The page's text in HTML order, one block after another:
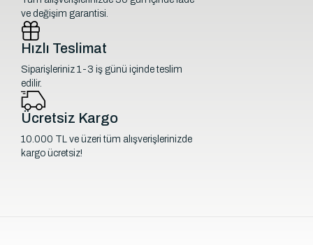
ve değişim garantisi.
Hızlı Teslimat
Siparişleriniz 1-3 iş günü içinde teslim
edilir.
Ücretsiz Kargo
10.000 TL ve üzeri tüm alışverişlerinizde
kargo ücretsiz!